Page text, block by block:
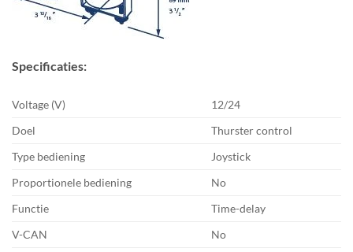
Specificaties:
Voltage (V)
12/24
Doel
Thurster control
Type bediening
Joystick
Proportionele bediening
No
Functie
Time-delay
V-CAN
No